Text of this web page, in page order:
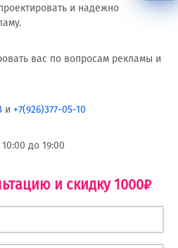
и надежно
вас по вопросам рекламы и
и +7(926)377-05-10
до 19:00
и скидку 1000₽